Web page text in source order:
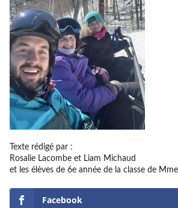
Texte rédigé par :
Rosalie Lacombe et Liam Michaud
et les élèves de 6e année de la classe de
Facebook